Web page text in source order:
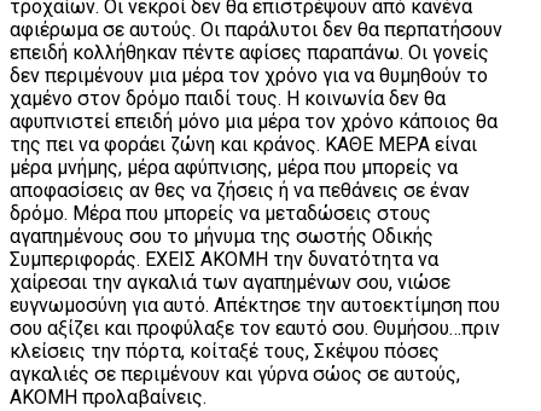
τροχαίων. Οι νεκροί δεν θα επιστρέψουν από κανένα
αφιέρωμα σε αυτούς. Οι παράλυτοι δεν θα περπατήσουν
επειδή κολλήθηκαν πέντε αφίσες παραπάνω. Οι γονείς
δεν περιμένουν μια μέρα τον χρόνο για να θυμηθούν το
χαμένο στον δρόμο παιδί τους. Η κοινωνία δεν θα
αφυπνιστεί επειδή μόνο μια μέρα τον χρόνο κάποιος θα
της πει να φοράει ζώνη και κράνος. ΚΑΘΕ ΜΕΡΑ είναι
μέρα μνήμης, μέρα αφύπνισης, μέρα που μπορείς να
αποφασίσεις αν θες να ζήσεις ή να πεθάνεις σε έναν
δρόμο. Μέρα που μπορείς να μεταδώσεις στους
αγαπημένους σου το μήνυμα της σωστής Οδικής
Συμπεριφοράς. ΕΧΕΙΣ ΑΚΟΜΗ την δυνατότητα να
χαίρεσαι την αγκαλιά των αγαπημένων σου, νιώσε
ευγνωμοσύνη για αυτό. Απέκτησε την αυτοεκτίμηση που
σου αξίζει και προφύλαξε τον εαυτό σου. Θυμήσου…πριν
κλείσεις την πόρτα, κοίταξέ τους, Σκέψου πόσες
αγκαλιές σε περιμένουν και γύρνα σώος σε αυτούς,
ΑΚΟΜΗ προλαβαίνεις.